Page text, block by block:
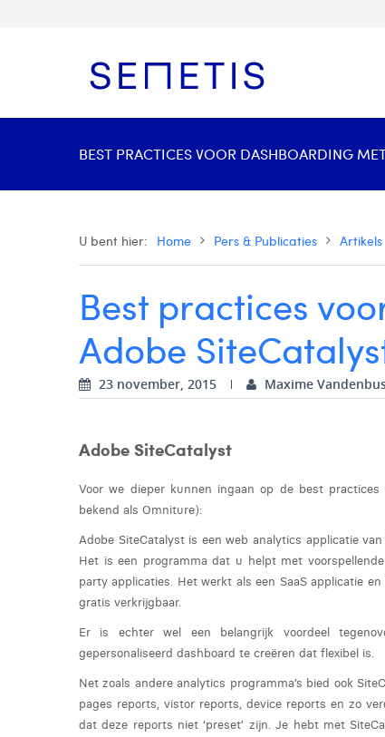
BEST PRACTICES VOOR DASHBOARDING
U bent hier: Home Pers & Publicaties Artikels
Best practices
Adobe
23 november, 2015 Maxime
Adobe SiteCatalyst
Voor we dieper kunnen ingaan op de best
bekend als Omniture):
Adobe SiteCatalyst is een web analytics applicatie
Het is een programma dat u helpt met
party applicaties. Het werkt als een SaaS applicatie
gratis verkrijgbaar.
Er is echter wel een belangrijk voordeel
gepersonaliseerd dashboard te creëren dat flexibel is.
Net zoals andere analytics programma’s bied ook
pages reports, vistor reports, device reports en zo
dat deze reports niet ‘preset’ zijn. Je hebt met